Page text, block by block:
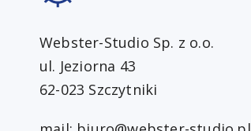
Webster-Studio Sp. z o.o.
ul. Jeziorna 43
62-023 Szczytniki